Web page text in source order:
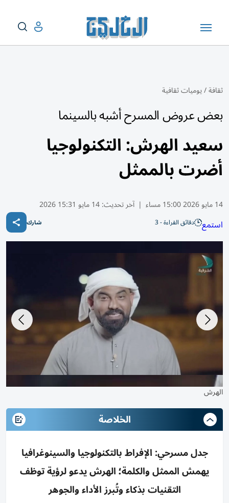
ثقافة/يوميات ثقافية
بعض عروض المسرح أشبه بالسينما
سعيد الهرش: التكنولوجيا
أضرت بالممثل
14 مايو 2026 15:00 مساء | آخر تحديث:14 مايو 15:31 2026
استمع دقائق القراءة - 3 شارك
سعيد الهرش
الخلاصة
جدل مسرحي: الإفراط بالتكنولوجيا والسينوغرافيا
يهمش الممثل والكلمة؛ الهرش يدعو لرؤية توظف
التقنيات بذكاء وتُبرز الأداء والجوهر